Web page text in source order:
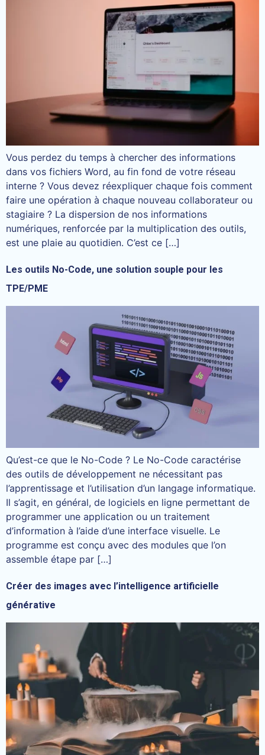
Vous perdez du temps à chercher des informations
dans vos fichiers Word, au fin fond de votre réseau
interne ? Vous devez réexpliquer chaque fois comment
faire une opération à chaque nouveau collaborateur ou
stagiaire ? La dispersion de nos informations
numériques, renforcée par la multiplication des outils,
est une plaie au quotidien. C’est ce […]
Les outils No-Code, une solution souple pour les
TPE/PME
Qu’est-ce que le No-Code ? Le No-Code caractérise
des outils de développement ne nécessitant pas
l’apprentissage et l’utilisation d’un langage informatique.
Il s’agit, en général, de logiciels en ligne permettant de
programmer une application ou un traitement
d’information à l’aide d’une interface visuelle. Le
programme est conçu avec des modules que l’on
assemble étape par […]
Créer des images avec l’intelligence artificielle
générative